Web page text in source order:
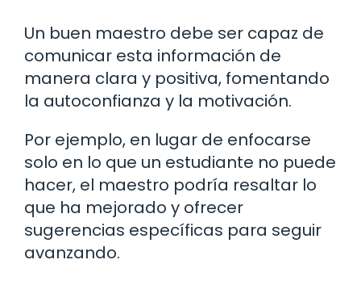
Un buen maestro debe ser capaz de
comunicar esta información de
manera clara y positiva, fomentando
la autoconfianza y la motivación.
Por ejemplo, en lugar de enfocarse
solo en lo que un estudiante no puede
hacer, el maestro podría resaltar lo
que ha mejorado y ofrecer
sugerencias específicas para seguir
avanzando.